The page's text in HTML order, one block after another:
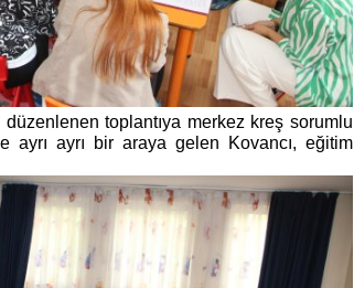
toplantıya merkez kreş sorumlu
ayrı ayrı bir araya gelen Kovancı, eğitim